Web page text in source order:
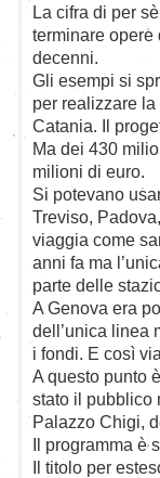
La cifra di per
terminare
decenni.
Gli esempi si
per realizzare
Catania. Il
Ma dei 430
milioni di euro.
Si potevano
Treviso,
viaggia come
anni fa ma
parte delle
A Genova era
dell’unica linea
i fondi. E così
A questo punto
stato il pubblico
Palazzo Chigi,
Il programma è
Il titolo per